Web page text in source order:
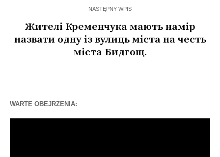
NASTĘPNY WPIS
Жителі Кременчука мають намір
назвати одну із вулиць міста на честь
міста Бидгощ.
WARTE OBEJRZENIA: